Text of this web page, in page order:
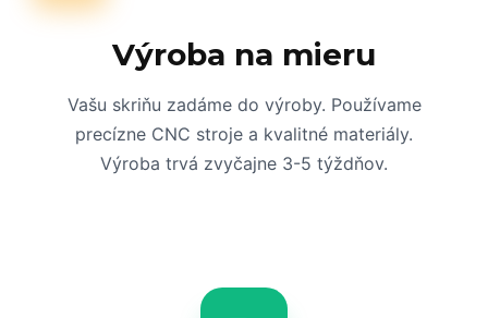
Výroba na mieru
Vašu skriňu zadáme do výroby. Používame
precízne CNC stroje a kvalitné materiály.
Výroba trvá zvyčajne 3-5 týždňov.